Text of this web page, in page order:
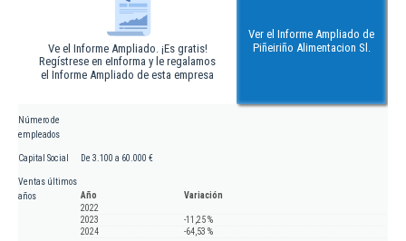
Ve el Informe Ampliado. ¡Es gratis!
Regístrese en eInforma y le regalamos
el Informe Ampliado de esta empresa
Ver el Informe Ampliado de
Piñeiriño Alimentacion Sl.
Número de
empleados
Capital Social De 3.100 a 60.000 €
Ventas últimos
años
Año
Variación
2022
2023
-11,25 %
2024
-64,53 %